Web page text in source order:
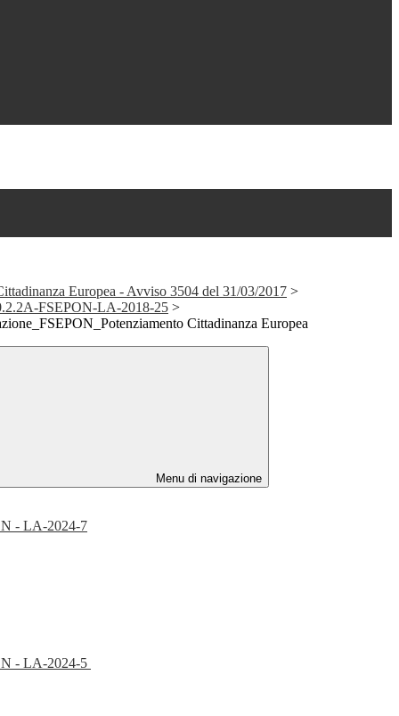
Europea - Avviso 3504 del 31/03/2017 >
FSEPON-LA-2018-25 >
Cittadinanza Europea
Menu di navigazione
- LA-2024-7
- LA-2024-5